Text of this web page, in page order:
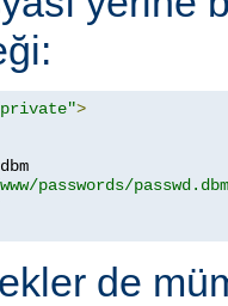
private">
dbm
passwords/
de